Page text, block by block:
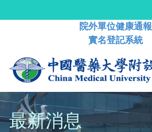
院外單位健康通報
實名登記系統
最新消息